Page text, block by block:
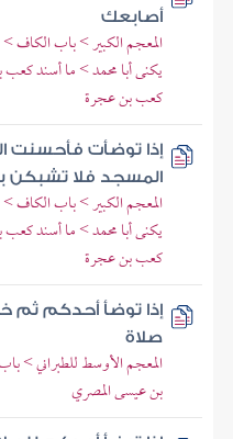
أصابعك
المعجم الكبير > باب
يكنى أبا محمد > ما أسند
كعب بن عجرة
إذا توضأت فأحسنت
المسجد فلا تشبكن
المعجم الكبير > باب
يكنى أبا محمد > ما أسند
كعب بن عجرة
إذا توضأ أحدكم ثم
صلاة
المعجم الأوسط للطبراني >
بن عيسى المصري